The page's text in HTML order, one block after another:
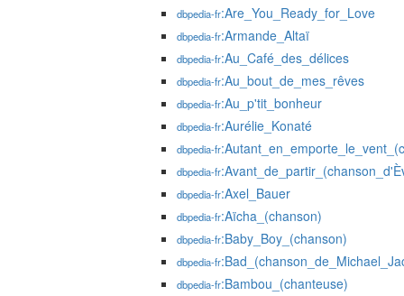
dbpedia-fr:Are_You_Ready_for_Love
dbpedia-fr:Armande_Altaï
dbpedia-fr:Au_Café_des_délices
dbpedia-fr:Au_bout_de_mes_rêves
dbpedia-fr:Au_p'tit_bonheur
dbpedia-fr:Aurélie_Konaté
dbpedia-fr
dbpedia-fr
dbpedia-fr:Axel_Bauer
dbpedia-fr:Aïcha_(chanson)
dbpedia-fr:Baby_Boy_(chanson)
dbpedia-fr
dbpedia-fr:Bambou_(chanteuse)